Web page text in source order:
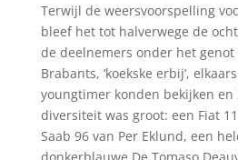
Terwijl de weersvoorspelling
bleef het tot halverwege de
de deelnemers onder het
Brabants, ‘koekske erbij’,
youngtimer konden bekijken en
diversiteit was groot: een Fiat
Saab 96 van Per Eklund, een